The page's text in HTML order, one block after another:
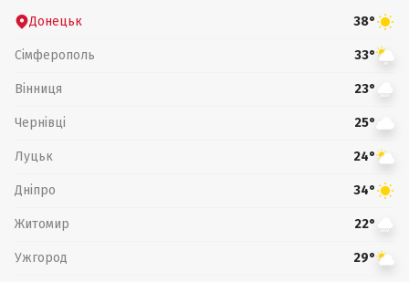
Донецьк 38°
Сімферополь 33°
Вінниця 23°
Чернівці 25°
Луцьк 24°
Дніпро 34°
Житомир 22°
Ужгород 29°